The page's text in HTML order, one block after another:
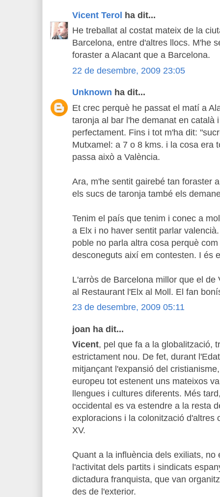
Vicent Terol ha dit...
He treballat al costat mateix de la
Barcelona, entre d'altres llocs. M'he
foraster a Alacant que a Barcelona.
22 de desembre, 2009 23:05
Unknown ha dit...
Et crec perquè he passat el matí a
taronja al bar l'he demanat en català
perfectament. Fins i tot m'ha dit:
Mutxamel: a 7 o 8 kms. i la cosa era
passa això a València.
Ara, m'he sentit gairebé tan foraster
els sucs de taronja també els
Tenim el país que tenim i conec a
a Elx i no haver sentit parlar
poble no parla altra cosa perquè
desconeguts així em contesten. I és
L'arròs de Barcelona millor que el de
al Restaurant l'Elx al Moll. El fan
23 de desembre, 2009 05:11
joan ha dit...
Vicent, pel que fa a la globalització,
estrictament nou. De fet, durant
mitjançant l'expansió del
europeu tot estenent uns mateixos
llengues i cultures diferents. Més
occidental es va estendre a la resta
exploracions i la colonització d'altres
XV.
Quant a la influència dels exiliats, no
l'activitat dels partits i sindicats
dictadura franquista, que van
des de l'exterior.